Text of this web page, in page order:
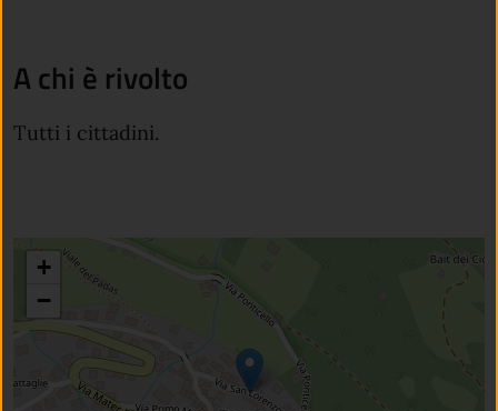
A chi è rivolto
Tutti i cittadini.
+
−